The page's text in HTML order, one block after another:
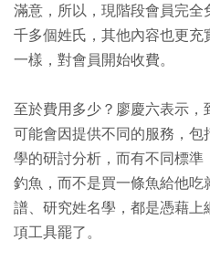
滿意，所以，現階段會員完
千多個姓氏，其他內容也更
一樣，對會員開始收費。
至於費用多少？廖慶六表示，
可能會因提供不同的服務，
學的研討分析，而有不同標
釣魚，而不是買一條魚給他
譜、研究姓名學，都是憑藉
項工具罷了。